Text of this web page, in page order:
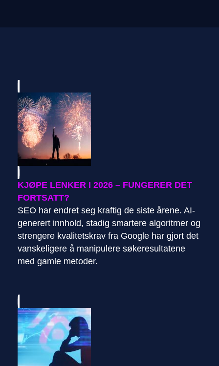
KJØPE LENKER I 2026 – FUNGERER DET
FORTSATT?
SEO har endret seg kraftig de siste årene. AI-
generert innhold, stadig smartere algoritmer og
strengere kvalitetskrav fra Google har gjort det
vanskeligere å manipulere søkeresultatene
med gamle metoder.